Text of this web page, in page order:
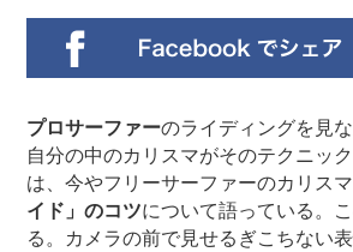
プロサーファーのライディングを見
自分の中のカリスマがそのテクニッ
は、今やフリーサーファーのカリス
イド」のコツについて語っている。
る。カメラの前で見せるぎこちない